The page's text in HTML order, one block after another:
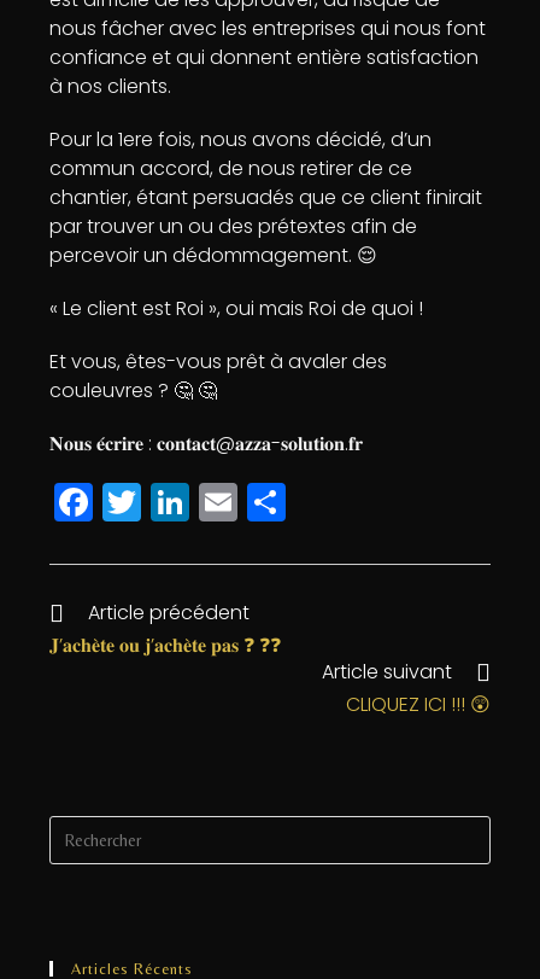
nous fâcher avec les entreprises qui nous font
confiance et qui donnent entière satisfaction
à nos clients.
Pour la 1ere fois, nous avons décidé, d’un
commun accord, de nous retirer de ce
chantier, étant persuadés que ce client finirait
par trouver un ou des prétextes afin de
percevoir un dédommagement. 😌
« Le client est Roi », oui mais Roi de quoi !
Et vous, êtes-vous prêt à avaler des
couleuvres ? 🤔 🤔
𝐍𝐨𝐮𝐬 𝐞́𝐜𝐫𝐢𝐫𝐞 : 𝐜𝐨𝐧𝐭𝐚𝐜𝐭@𝐚𝐳𝐳𝐚-𝐬𝐨𝐥𝐮𝐭𝐢𝐨𝐧.𝐟𝐫
F
a
c
e
b
T
w
itt
e
r
Li
n
k
e
dI
E
m
ai
l
rt
Article précédent
𝐉’𝐚𝐜𝐡𝐞̀𝐭𝐞 𝐨𝐮 𝐣’𝐚𝐜𝐡𝐞̀𝐭𝐞 𝐩𝐚𝐬 ❓ ❓❓
Article suivant
CLIQUEZ ICI !!! 😲
Articles Récents